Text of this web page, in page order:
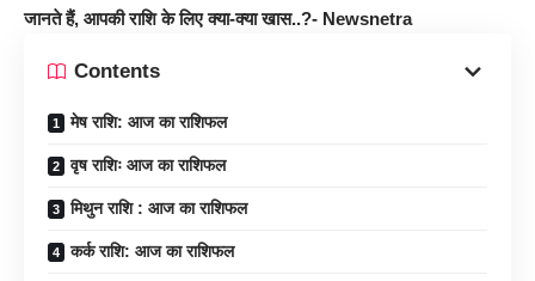
जानते हैं, आपकी राशि के लिए क्या-क्या खास..?- Newsnetra
Contents
मेष राशि: आज का राशिफल
वृष राशिः आज का राशिफल
मिथुन राशि : आज का राशिफल
कर्क राशि: आज का राशिफल